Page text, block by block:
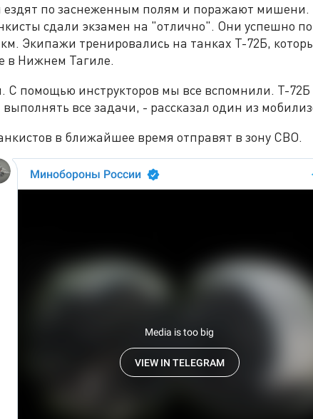
ездят по заснеженным полям и поражают мишени.
сдали экзамен на "отлично". Они успешно
Экипажи тренировались на танках Т-72Б,
в Нижнем Тагиле.
С помощью инструкторов мы все вспомнили. Т-
все задачи, - рассказал один из
в ближайшее время отправят в зону СВО.